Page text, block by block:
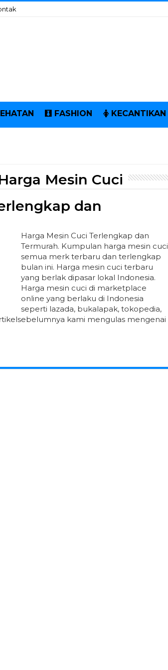
FASHION KECANTIKAN
Mesin Cuci
dan
Harga Mesin Cuci Terlengkap dan
Termurah. Kumpulan harga mesin cuci
semua merk terbaru dan terlengkap
bulan ini. Harga mesin cuci terbaru
yang berlak dipasar lokal Indonesia.
Harga mesin cuci di marketplace
online yang berlaku di Indonesia
seperti lazada, bukalapak, tokopedia,
kami mengulas mengenai